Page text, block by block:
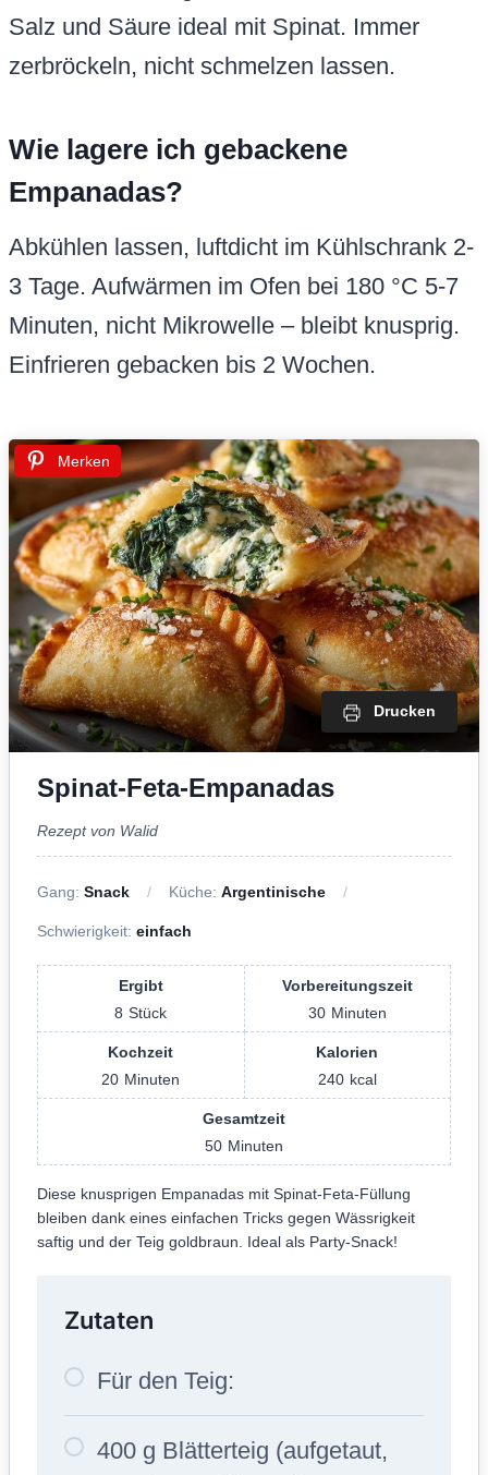
Salz und Säure ideal mit Spinat. Immer
zerbröckeln, nicht schmelzen lassen.
Wie lagere ich gebackene
Empanadas?
Abkühlen lassen, luftdicht im Kühlschrank 2-
3 Tage. Aufwärmen im Ofen bei 180 °C 5-7
Minuten, nicht Mikrowelle – bleibt knusprig.
Einfrieren gebacken bis 2 Wochen.
Merken
Drucken
Spinat-Feta-Empanadas
Rezept von Walid
Gang: Snack Küche: Argentinische
Schwierigkeit: einfach
Ergibt
8 Stück
Vorbereitungszeit
30 Minuten
Kochzeit
20 Minuten
Kalorien
240 kcal
Gesamtzeit
50 Minuten
Diese knusprigen Empanadas mit Spinat-Feta-Füllung
bleiben dank eines einfachen Tricks gegen Wässrigkeit
saftig und der Teig goldbraun. Ideal als Party-Snack!
Zutaten
Für den Teig:
400 g Blätterteig (aufgetaut,